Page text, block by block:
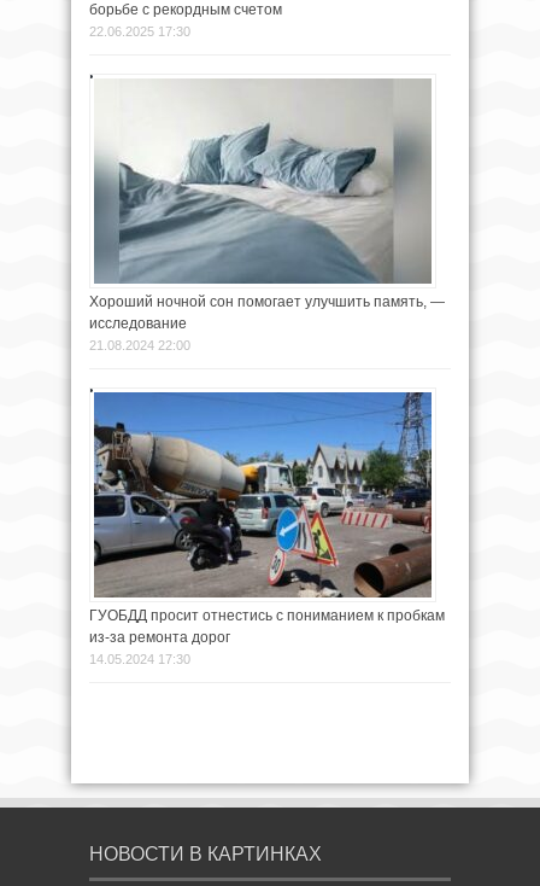
борьбе с рекордным счетом
22.06.2025 17:30
Хороший ночной сон помогает улучшить память, —
исследование
21.08.2024 22:00
ГУОБДД просит отнестись с пониманием к пробкам
из-за ремонта дорог
14.05.2024 17:30
НОВОСТИ В КАРТИНКАХ